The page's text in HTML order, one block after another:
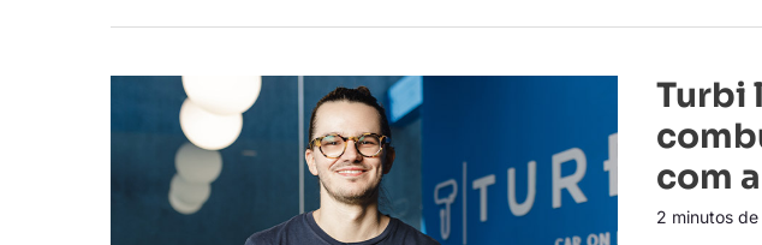
Turbi
com
2 minutos de
Turbi
lança
cartão
parceria
a